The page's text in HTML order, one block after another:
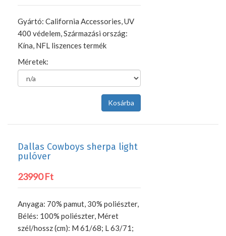
Gyártó: California Accessories, UV
400 védelem, Származási ország:
Kína, NFL liszences termék
Méretek:
Dallas Cowboys sherpa light
pulóver
23990 Ft
Anyaga: 70% pamut, 30% poliészter,
Bélés: 100% poliészter, Méret
szél/hossz (cm): M 61/68; L 63/71;